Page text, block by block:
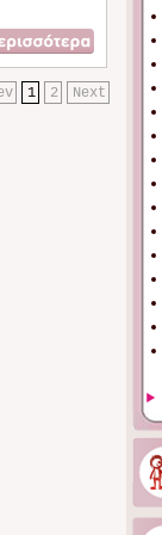
Next
2
1